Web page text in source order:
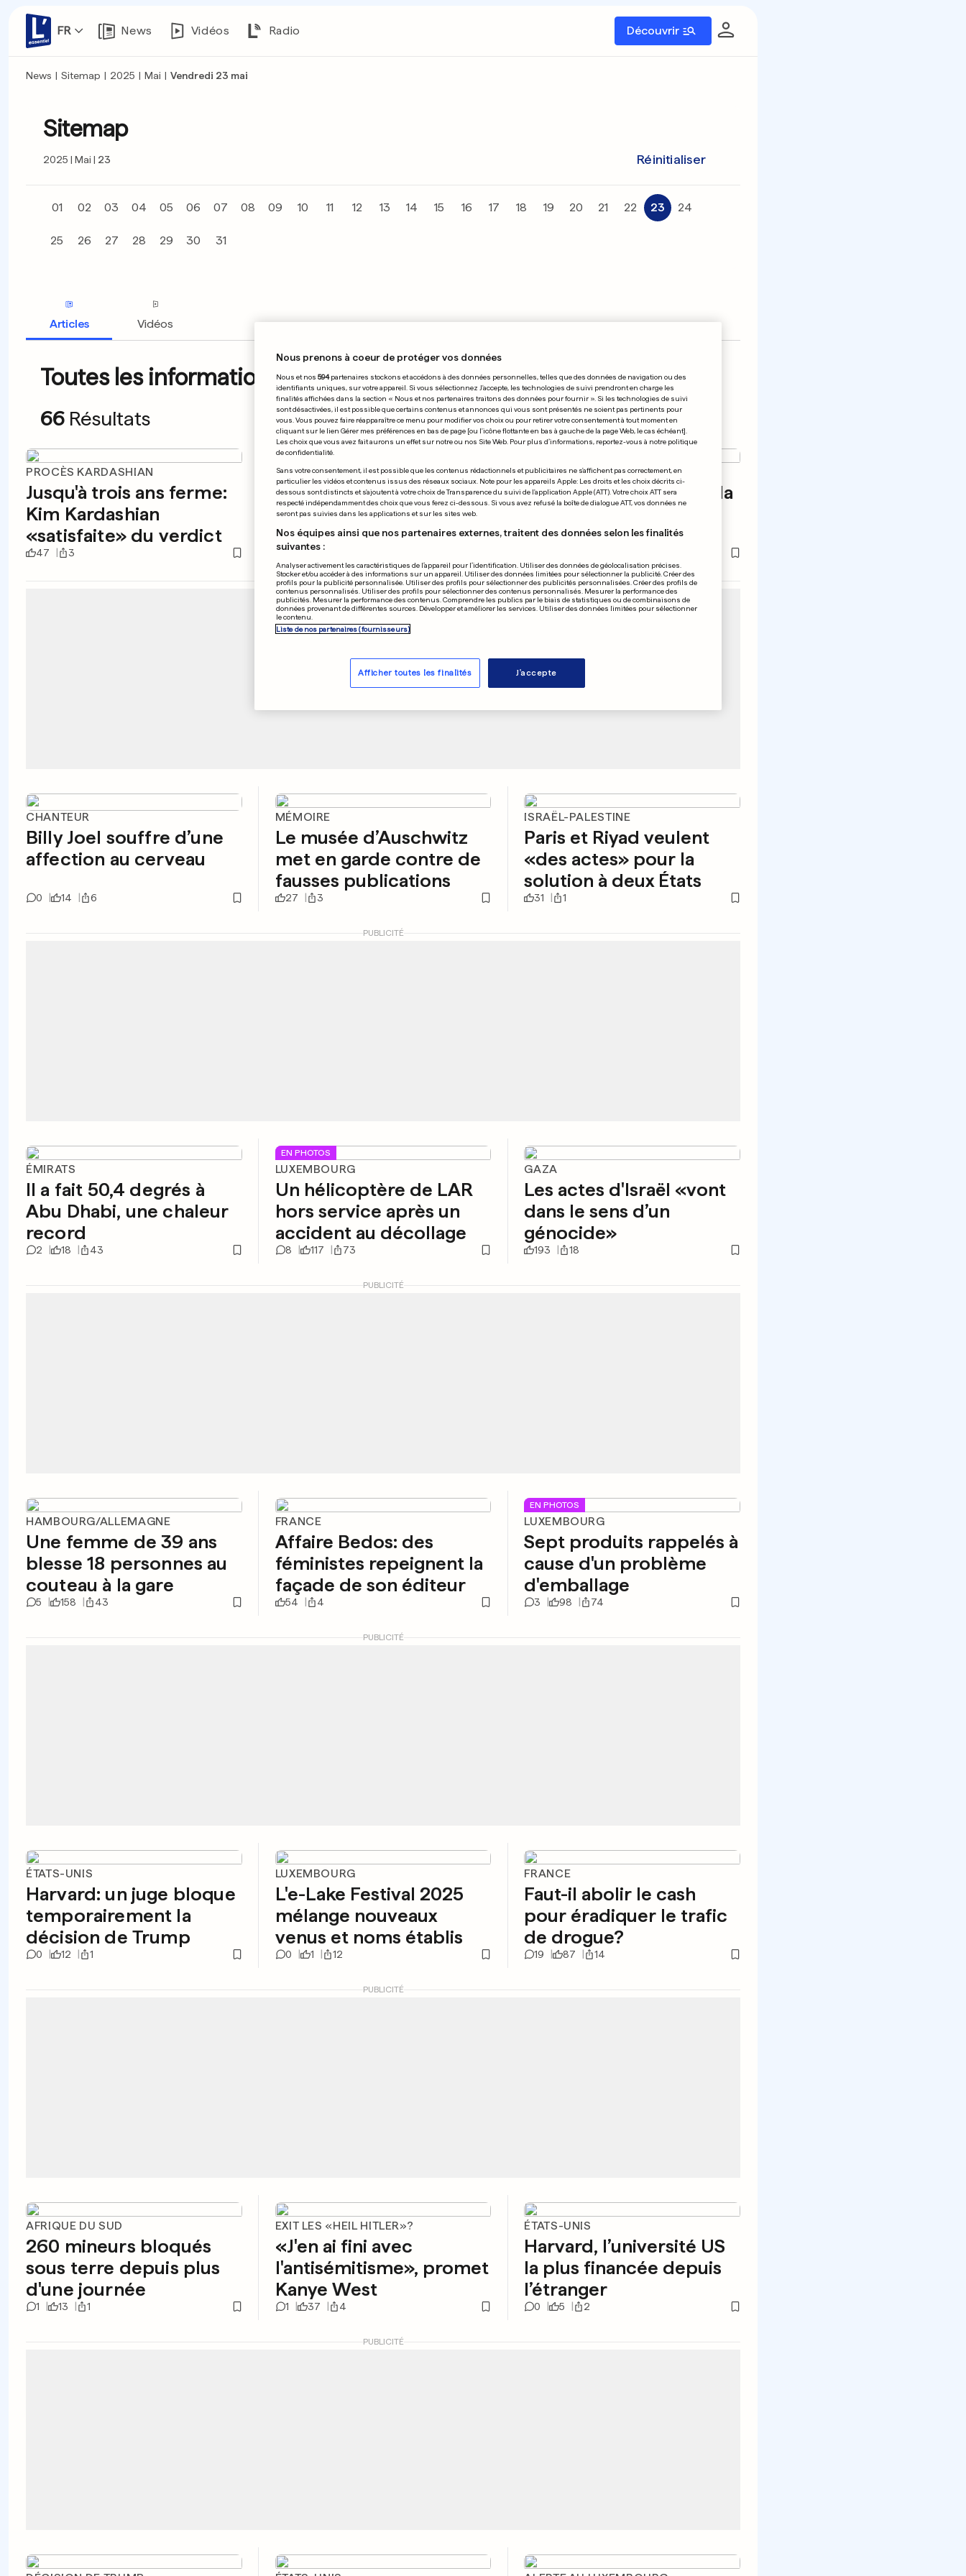
FR News Vidéos Radio Découvrir
News | Sitemap | 2025 | Mai | Vendredi 23 mai
Sitemap
2025 Mai 23 Réinitialiser
01 02 03 04 05 06 07 08 09 10 11 12 13 14 15 16 17 18 19 20 21 22 23 24
25 26 27 28 29 30 31
Articles Vidéos
Toutes les informations du 23.05.2025
66 Résultats
PROCÈS KARDASHIAN
Jusqu'à trois ans ferme:
Kim Kardashian
«satisfaite» du verdict
47 3
LUXEMBOURG
Le «Guichet social
unique» veut lutter
contre la précarité
1 36
SÉRIES
Bella Ramsey, l'actrice la
plus détestée de
Hollywood?
PUBLICITÉ
CHANTEUR
Billy Joel souffre d’une
affection au cerveau
0 14 6
MÉMOIRE
Le musée d’Auschwitz
met en garde contre de
fausses publications
27 3
ISRAËL-PALESTINE
Paris et Riyad veulent
«des actes» pour la
solution à deux États
31 1
PUBLICITÉ
ÉMIRATS
Il a fait 50,4 degrés à
Abu Dhabi, une chaleur
record
2 18 43
EN PHOTOS
LUXEMBOURG
Un hélicoptère de LAR
hors service après un
accident au décollage
8 117 73
GAZA
Les actes d'Israël «vont
dans le sens d’un
génocide»
193 18
PUBLICITÉ
HAMBOURG/ALLEMAGNE
Une femme de 39 ans
blesse 18 personnes au
couteau à la gare
5 158 43
FRANCE
Affaire Bedos: des
féministes repeignent la
façade de son éditeur
54 4
EN PHOTOS
LUXEMBOURG
Sept produits rappelés à
cause d'un problème
d'emballage
3 98 74
PUBLICITÉ
ÉTATS-UNIS
Harvard: un juge bloque
temporairement la
décision de Trump
0 12 1
LUXEMBOURG
L'e-Lake Festival 2025
mélange nouveaux
venus et noms établis
0 1 12
FRANCE
Faut-il abolir le cash
pour éradiquer le trafic
de drogue?
19 87 14
PUBLICITÉ
AFRIQUE DU SUD
260 mineurs bloqués
sous terre depuis plus
d'une journée
1 13 1
EXIT LES «HEIL HITLER»?
«J'en ai fini avec
l'antisémitisme», promet
Kanye West
1 37 4
ÉTATS-UNIS
Harvard, l’université US
la plus financée depuis
l’étranger
0 5 2
PUBLICITÉ
Nous prenons à coeur de protéger vos données
Nous et nos 594partenaires stockons et accédons à des données personnelles, telles que des données de navigation ou des
identifiants uniques, sur votre appareil. Si vous sélectionnez J'accepte, les technologies de suivi prendront en charge les
finalités affichées dans la section « Nous et nos partenaires traitons des données pour fournir ». Si les technologies de suivi
sont désactivées, il est possible que certains contenus et annonces qui vous sont présentés ne soient pas pertinents pour
vous. Vous pouvez faire réapparaître ce menu pour modifier vos choix ou pour retirer votre consentement à tout moment en
cliquant sur le lien Gérer mes préférences en bas de page [ou l'icône flottante en bas à gauche de la page Web, le cas échéant].
Les choix que vous avez fait aurons un effet sur notre ou nos Site Web. Pour plus d’informations, reportez-vous à notre politique
de confidentialité.
Sans votre consentement, il est possible que les contenus rédactionnels et publicitaires ne s'affichent pas correctement, en
particulier les vidéos et contenus issus des réseaux sociaux. Note pour les appareils Apple: Les droits et les choix décrits ci-
dessous sont distincts et s'ajoutent à votre choix de Transparence du suivi de l'application Apple (ATT). Votre choix ATT sera
respecté indépendamment des choix que vous ferez ci-dessous. Si vous avez refusé la boîte de dialogue ATT, vos données ne
seront pas suivies dans les applications et sur les sites web.
Nos équipes ainsi que nos partenaires externes, traitent des données selon les finalités
suivantes :
Analyser activement les caractéristiques de l’appareil pour l’identification. Utiliser des données de géolocalisation précises.
Stocker et/ou accéder à des informations sur un appareil. Utiliser des données limitées pour sélectionner la publicité. Créer des
profils pour la publicité personnalisée. Utiliser des profils pour sélectionner des publicités personnalisées. Créer des profils de
contenus personnalisés. Utiliser des profils pour sélectionner des contenus personnalisés. Mesurer la performance des
publicités. Mesurer la performance des contenus. Comprendre les publics par le biais de statistiques ou de combinaisons de
données provenant de différentes sources. Développer et améliorer les services. Utiliser des données limitées pour sélectionner
le contenu.
Liste de nos partenaires (fournisseurs)
Afficher toutes les finalités J'accepte